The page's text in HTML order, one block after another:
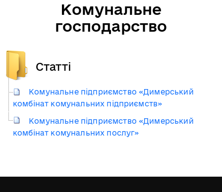
Комунальне
господарство
Статті
Комунальне підприємство «Димерський
комбінат комунальних підприємств»
Комунальне підприємство «Димерський
комбінат комунальних послуг»